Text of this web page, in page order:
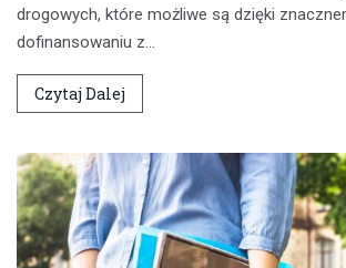
drogowych, które możliwe są dzięki
dofinansowaniu z…
Czytaj Dalej